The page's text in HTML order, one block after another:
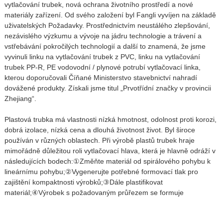
vytlačování trubek, nová ochrana životního prostředí a nové
materiály zařízení. Od svého založení byl Fangli vyvíjen na základě
uživatelských Požadavky. Prostřednictvím neustálého zlepšování,
nezávislého výzkumu a vývoje na jádru technologie a trávení a
vstřebávání pokročilých technologií a další to znamená, že jsme
vyvinuli linku na vytlačování trubek z PVC, linku na vytlačování
trubek PP-R, PE vodovodní / plynové potrubí vytlačovací linka,
kterou doporučovali Číňané Ministerstvo stavebnictví nahradí
dovážené produkty. Získali jsme titul „Prvotřídní značky v provincii
Zhejiang“.
Plastová trubka má vlastnosti nízká hmotnost, odolnost proti korozi,
dobrá izolace, nízká cena a dlouhá životnost život. Byl široce
používán v různých oblastech. Při výrobě plastů trubek hraje
mimořádně důležitou roli vytlačovací hlava, která je hlavně odráží v
následujících bodech:①Změňte materiál od spirálového pohybu k
lineárnímu pohybu;②Vygenerujte potřebné formovací tlak pro
zajištění kompaktnosti výrobků;③Dále plastifikovat
materiál;④Výrobek s požadovaným průřezem se formuje